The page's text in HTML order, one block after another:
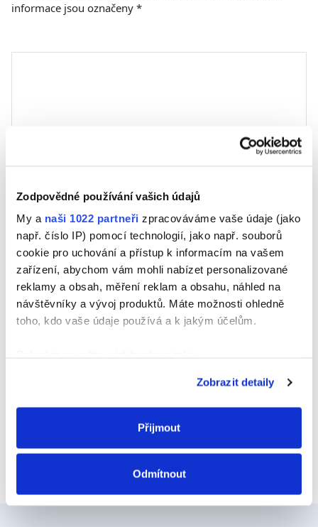
Zodpovědné používání vašich údajů
My a naši 1022 partneři zpracováváme vaše údaje (jako
např. číslo IP) pomocí technologií, jako např. souborů
cookie pro uchování a přístup k informacím na vašem
zařízení, abychom vám mohli nabízet personalizované
reklamy a obsah, měření reklam a obsahu, náhled na
návštěvníky a vývoj produktů. Máte možnosti ohledně
toho, kdo vaše údaje používá a k jakým účelům.
poloze, které mohou být přesné na několik metrů
Identifikovali vaše zařízení pomocí aktivního
skenování pro konkrétní charakteristiky (otisk prstu)
Zjistěte více o tom, jak zpracováváme vaše osobní
Svůj souhlas můžete kdykoliv změnit nebo odvolat v
části Prohlášení o souborech cookie.
Zobrazit detaily
Přijmout
Odmítnout
informace jsou označeny *
Jméno
E-mail